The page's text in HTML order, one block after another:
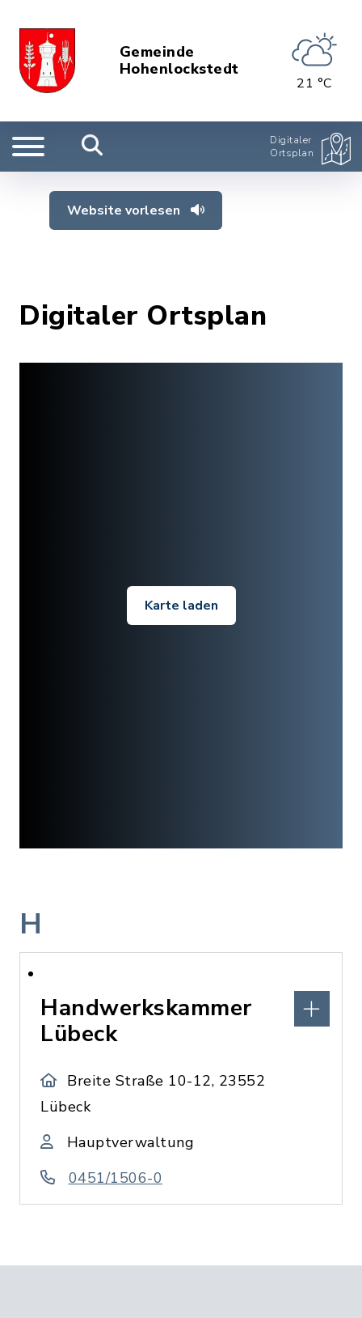
Gemeinde
Hohenlockstedt
21 °C
Digitaler
Ortsplan
Website vorlesen
Digitaler Ortsplan
Karte laden
H
Handwerkskammer
Lübeck
Breite Straße 10-12, 23552
Lübeck
Hauptverwaltung
0451/1506-0